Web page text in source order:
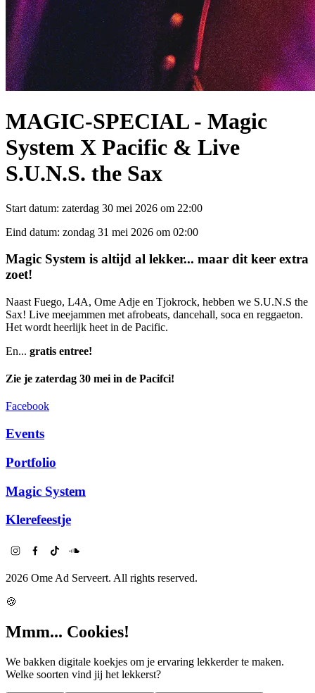
MAGIC-SPECIAL - Magic
System X Pacific & Live
S.U.N.S. the Sax
Start datum: zaterdag 30 mei 2026 om 22:00
Eind datum: zondag 31 mei 2026 om 02:00
Magic System is altijd al lekker... maar dit keer extra
zoet!
Naast Fuego, L4A, Ome Adje en Tjokrock, hebben we S.U.N.S the
Sax! Live meejammen met afrobeats, dancehall, soca en reggaeton.
Het wordt heerlijk heet in de Pacific.
En... gratis entree!
Zie je zaterdag 30 mei in de Pacifci!
Facebook
Events
Portfolio
Magic System
Klerefeestje
2026 Ome Ad Serveert. All rights reserved.
🍪
Mmm... Cookies!
We bakken digitale koekjes om je ervaring lekkerder te maken.
Welke soorten vind jij het lekkerst?